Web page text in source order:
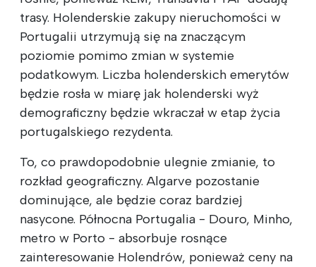
trasy. Holenderskie zakupy nieruchomości w
Portugalii utrzymują się na znaczącym
poziomie pomimo zmian w systemie
podatkowym. Liczba holenderskich emerytów
będzie rosła w miarę jak holenderski wyż
demograficzny będzie wkraczał w etap życia
portugalskiego rezydenta.
To, co prawdopodobnie ulegnie zmianie, to
rozkład geograficzny. Algarve pozostanie
dominujące, ale będzie coraz bardziej
nasycone. Północna Portugalia - Douro, Minho,
metro w Porto - absorbuje rosnące
zainteresowanie Holendrów, ponieważ ceny na